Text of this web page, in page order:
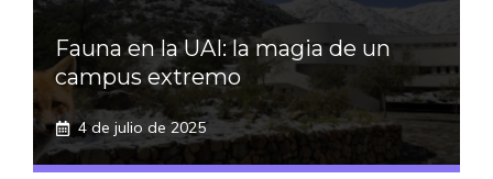
Fauna en la UAI: la magia de un
campus extremo
4 de julio de 2025